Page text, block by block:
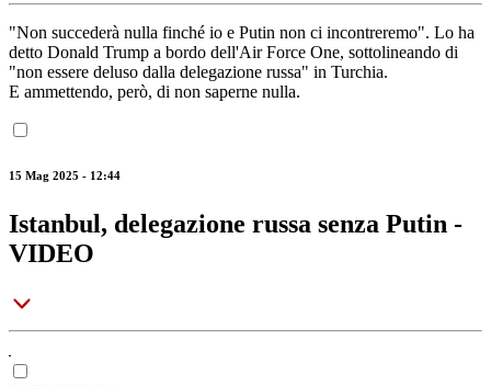
"Non succederà nulla finché io e Putin non ci incontreremo". Lo ha
detto Donald Trump a bordo dell'Air Force One, sottolineando di
"non essere deluso dalla delegazione russa" in Turchia.
E ammettendo, però, di non saperne nulla.
15 Mag 2025 - 12:44
Istanbul, delegazione russa senza Putin -
VIDEO